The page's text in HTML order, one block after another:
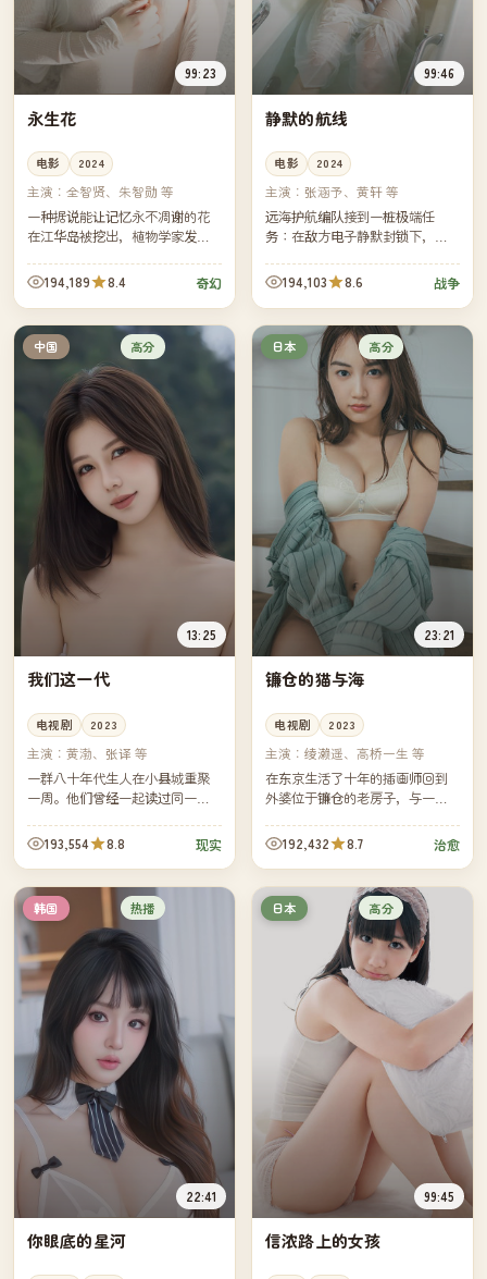
99:23
永生花
电影 2024
主演： 全智贤、朱智勋 等
一种据说能让记忆永不凋谢的花
在江华岛被挖出，植物学家发现
一段过去。她必须在迷恋与遗忘
之间，做出科学家不该做的选
择。
194,189 8.4 奇幻
99:46
静默的航线
电影 2024
主演： 张涵予、黄轩 等
远海护航编队接到一桩极端任
务：在敌方电子静默封锁下，穿
域。指挥官必须重新学会只靠纸
海图与星辰判断方向。
194,103 8.6 战争
中国 高分
13:25
我们这一代
电视剧 2023
主演： 黄渤、张译 等
一群八十年代生人在小县城重聚
一周。他们曾经一起读过同一所
广州、汕头与县城本地——但他
们的烦恼竟然惊人地相似。
193,554 8.8 现实
日本 高分
23:21
镰仓的猫与海
电视剧 2023
主演：绫濑遥、高桥一生 等
在东京生活了十年的插画师回到
外婆位于镰仓的老房子，与一只
胞胎兄妹，度过了一个不写一笔
却画得最满的夏天。
192,432 8.7 治愈
韩国 热播
22:41
你眼底的星河
日本 高分
99:45
信浓路上的女孩